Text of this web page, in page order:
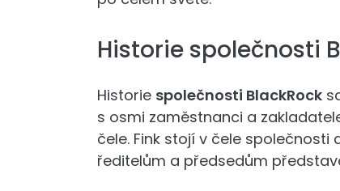
Historie společnosti
Historie společnosti BlackRock
s osmi zaměstnanci a
čele. Fink stojí v čele
ředitelům a předsedům